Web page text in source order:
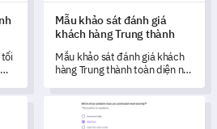
tối
Mẫu khảo sát đánh giá
khách hàng Trung thành
Mẫu khảo sát đánh giá khách
hàng Trung thành toàn diện này
thành và hài lòng của khách
hàng, đồng thời xác định các
lĩnh vực cần cải thiện.
điệp marketing
Mẫu khảo sát thương hiệu